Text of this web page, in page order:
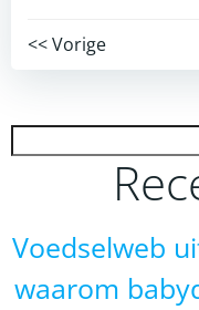
Post
<< Vorige
Voedselweb
waarom